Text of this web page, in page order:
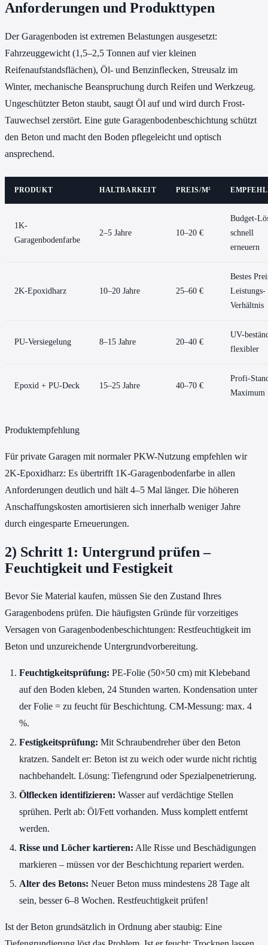
Anforderungen und Produkttypen
Der Garagenboden ist extremen Belastungen ausgesetzt:
Fahrzeuggewicht (1,5–2,5 Tonnen auf vier kleinen
Reifenaufstandsflächen), Öl- und Benzinflecken, Streusalz im
Winter, mechanische Beanspruchung durch Reifen und Werkzeug.
Ungeschützter Beton staubt, saugt Öl auf und wird durch Frost-
Tauwechsel zerstört. Eine gute Garagenbodenbeschichtung schützt
den Beton und macht den Boden pflegeleicht und optisch
ansprechend.
PRODUKT HALTBARKEIT PREIS/M²
1K-
Garagenbodenfarbe
2–5 Jahre 10–20 €
Budget-
schnell
erneuern
2K-Epoxidharz 10–20 Jahre 25–60 €
Bestes
Leistungs-
Verhältnis
PU-Versiegelung 8–15 Jahre 20–40 €
UV-
flexibler
Epoxid + PU-Deck 15–25 Jahre 40–70 €
Profi-
Maximum
Produktempfehlung
Für private Garagen mit normaler PKW-Nutzung empfehlen wir
2K-Epoxidharz: Es übertrifft 1K-Garagenbodenfarbe in allen
Anforderungen deutlich und hält 4–5 Mal länger. Die höheren
Anschaffungskosten amortisieren sich innerhalb weniger Jahre
durch eingesparte Erneuerungen.
2) Schritt 1: Untergrund prüfen –
Feuchtigkeit und Festigkeit
Bevor Sie Material kaufen, müssen Sie den Zustand Ihres
Garagenbodens prüfen. Die häufigsten Gründe für vorzeitiges
Versagen von Garagenbodenbeschichtungen: Restfeuchtigkeit im
Beton und unzureichende Untergrundvorbereitung.
Feuchtigkeitsprüfung: PE-Folie (50×50 cm) mit Klebeband
auf den Boden kleben, 24 Stunden warten. Kondensation unter
der Folie = zu feucht für Beschichtung. CM-Messung: max. 4
%.
Festigkeitsprüfung: Mit Schraubendreher über den Beton
kratzen. Sandelt er: Beton ist zu weich oder wurde nicht richtig
nachbehandelt. Lösung: Tiefengrund oder Spezialpenetrierung.
Ölflecken identifizieren: Wasser auf verdächtige Stellen
sprühen. Perlt ab: Öl/Fett vorhanden. Muss komplett entfernt
werden.
Risse und Löcher kartieren: Alle Risse und Beschädigungen
markieren – müssen vor der Beschichtung repariert werden.
Alter des Betons: Neuer Beton muss mindestens 28 Tage alt
sein, besser 6–8 Wochen. Restfeuchtigkeit prüfen!
Ist der Beton grundsätzlich in Ordnung aber staubig: Eine